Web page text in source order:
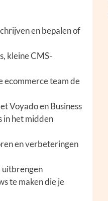
en bepalen of
kleine CMS-
ecommerce team de
Voyado en Business
in het midden
en verbeteringen
uitbrengen
te maken die je